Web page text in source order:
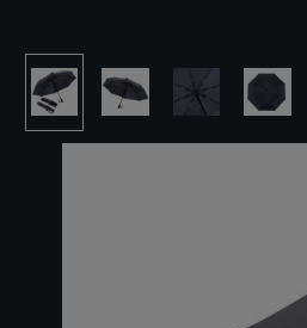
Bildergalerie überspringen